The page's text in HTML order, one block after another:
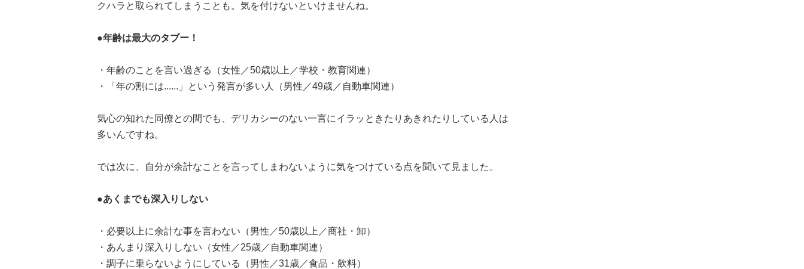
クハラと取られてしまうことも。気を付けないといけませんね。
●年齢は最大のタブー！
・年齢のことを言い過ぎる（女性／50歳以上／学校・教育関連）
・「年の割には......」という発言が多い人（男性／49歳／自動車関連）
気心の知れた同僚との間でも、デリカシーのない一言にイラッときたりあきれたりしている人は
多いんですね。
では次に、自分が余計なことを言ってしまわないように気をつけている点を聞いて見ました。
●あくまでも深入りしない
・必要以上に余計な事を言わない（男性／50歳以上／商社・卸）
・あんまり深入りしない（女性／25歳／自動車関連）
・調子に乗らないようにしている（男性／31歳／食品・飲料）